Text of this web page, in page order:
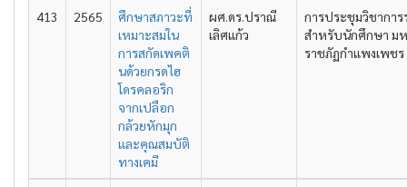
413 2565
ศึกษาสภาวะที่
เหมาะสมใน
การสกัดเพคติ
นด้วยกรดไฮ
โดรคลอริก
จากเปลือก
กล้วยหักมุก
และคุณสมบัติ
ทางเคมี
ผศ.ดร.ปราณี
เลิศแก้ว
การประชุมวิชากา
สำหรับนักศึกษา ม
ราชภัฏกำแพงเพช